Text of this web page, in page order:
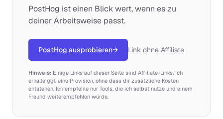
PostHog ist einen Blick wert, wenn es zu
deiner Arbeitsweise passt.
PostHog ausprobieren→ Link ohne Affiliate
Hinweis: Einige Links auf dieser Seite sind Affiliate-Links. Ich
erhalte ggf. eine Provision, ohne dass dir zusätzliche Kosten
entstehen. Ich empfehle nur Tools, die ich selbst nutze und einem
Freund weiterempfehlen würde.